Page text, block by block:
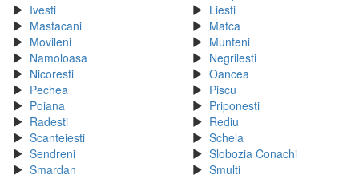
Ivesti
Liesti
Mastacani
Matca
Movileni
Munteni
Namoloasa
Negrilesti
Nicoresti
Oancea
Pechea
Piscu
Poiana
Priponesti
Radesti
Rediu
Scanteiesti
Schela
Sendreni
Slobozia Conachi
Smardan
Smulti